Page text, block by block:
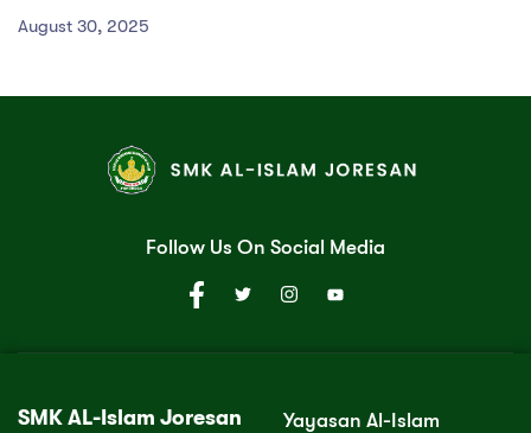
August 30, 2025
Follow Us On Social Media
SMK AL-Islam Joresan Yayasan Al-Islam